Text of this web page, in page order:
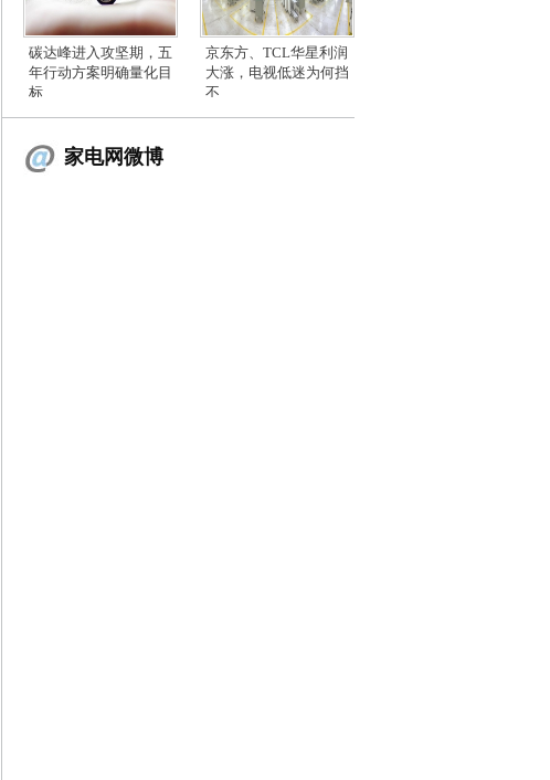
碳达峰进入攻坚期，五
年行动方案明确量化目
标
京东方、TCL华星利润
大涨，电视低迷为何挡
不
家电网微博